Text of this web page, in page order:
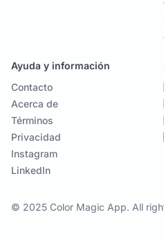
Ayuda y información
Contacto
Acerca de
Términos
Privacidad
Instagram
LinkedIn
© 2025 Color Magic App. All